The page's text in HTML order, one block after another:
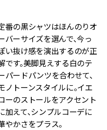
番の黒シャツはほんのりオ
バーサイズを選んで、今っ
い抜け感を演出するのが正
です。美脚見えする白のテ
パードパンツを合わせて、
ノトーンスタイルに。イエ
ーのストールをアクセント
加えて、シンプルコーデに
やかさをプラス。